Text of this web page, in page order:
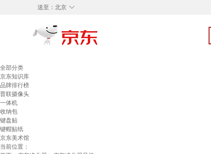
◇
送至： 北京
全部分类
京东知识库
品牌排行榜
普联摄像头
一体机
收纳包
键盘贴
键帽贴纸
京东美术馆
当前位置：